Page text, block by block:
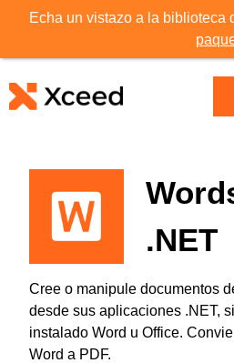
.NET
Cree o manipule documentos
desde sus aplicaciones .NET,
instalado Word u Office.
Word a PDF.
Echa un vistazo a la biblioteca